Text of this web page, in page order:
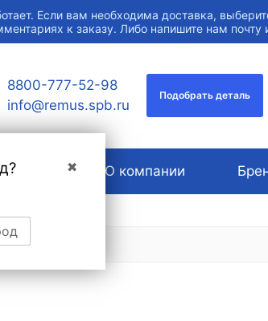
Если вам необходима доставка,
к заказу. Либо напишите нам
✖
8800-777-52-98
info@remus.spb.ru
Подобрать деталь
Услуги О компании